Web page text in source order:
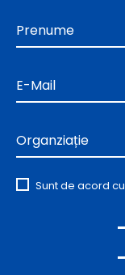
Prenume
E-Mail
Organziație
Sunt de acord cu